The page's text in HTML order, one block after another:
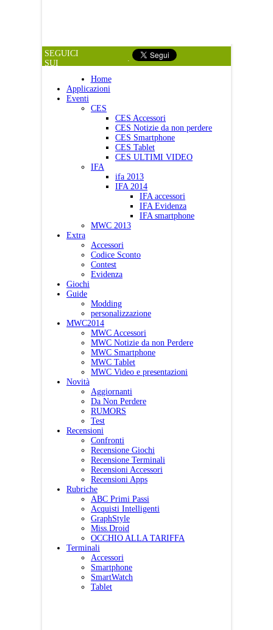
SEGUICI
SUI
Home
Applicazioni
Eventi
CES
CES Accessori
CES Notizie da non perdere
CES Smartphone
CES Tablet
CES ULTIMI VIDEO
IFA
ifa 2013
IFA 2014
IFA accessori
IFA Evidenza
IFA smartphone
MWC 2013
Extra
Accessori
Codice Sconto
Contest
Evidenza
Giochi
Guide
Modding
personalizzazione
MWC2014
MWC Accessori
MWC Notizie da non Perdere
MWC Smartphone
MWC Tablet
MWC Video e presentazioni
Novità
Aggiornanti
Da Non Perdere
RUMORS
Test
Recensioni
Confronti
Recensione Giochi
Recensione Terminali
Recensioni Accessori
Recensioni Apps
Rubriche
ABC Primi Passi
Acquisti Intelligenti
GraphStyle
Miss.Droid
OCCHIO ALLA TARIFFA
Terminali
Accessori
Smartphone
SmartWatch
Tablet